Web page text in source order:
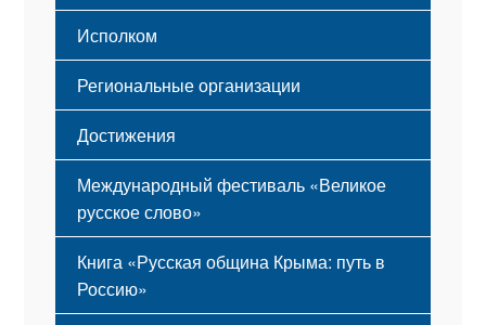
Исполком
Региональные организации
Достижения
Международный фестиваль «Великое
русское слово»
Книга «Русская община Крыма: путь в
Россию»